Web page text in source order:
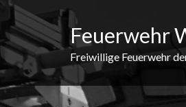
Skip
to
content
Feuerwehr
Freiwillige Feuerwehr